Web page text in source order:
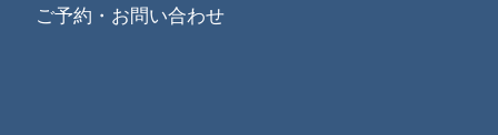
ご予約・お問い合わせ